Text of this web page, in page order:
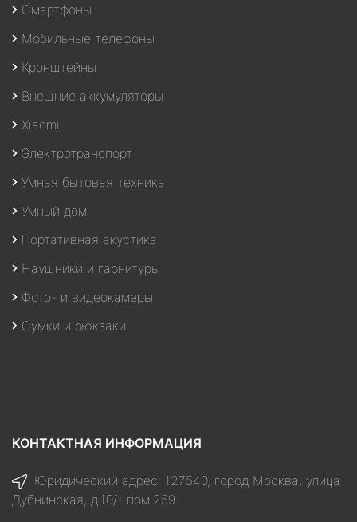
Смартфоны
Мобильные телефоны
Кронштейны
Внешние аккумуляторы
Xiaomi
Электротранспорт
Умная бытовая техника
Умный дом
Портативная акустика
Наушники и гарнитуры
Фото- и видеокамеры
Сумки и рюкзаки
КОНТАКТНАЯ ИНФОРМАЦИЯ
Юридический адрес: 127540, город Москва, улица
Дубнинская, д.10/1 пом.259